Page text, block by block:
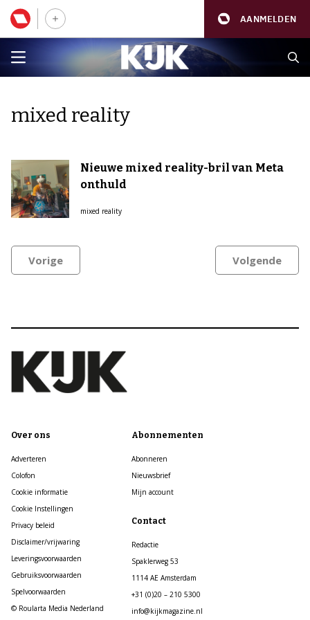
AANMELDEN
mixed reality
Nieuwe mixed reality-bril van Meta
onthuld
mixed reality
Vorige Volgende
Over ons
Adverteren
Colofon
Cookie informatie
Cookie Instellingen
Privacy beleid
Disclaimer/vrijwaring
Leveringsvoorwaarden
Gebruiksvoorwaarden
Spelvoorwaarden
© Roularta Media Nederland
Abonnementen
Abonneren
Nieuwsbrief
Mijn account
Contact
Redactie
Spaklerweg 53
1114 AE Amsterdam
+31 (0)20 – 210 5300
info@kijkmagazine.nl